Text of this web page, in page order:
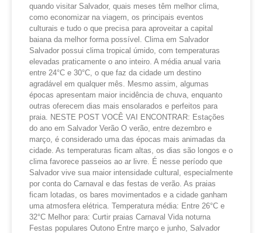
quando visitar Salvador, quais meses têm melhor clima,
como economizar na viagem, os principais eventos
culturais e tudo o que precisa para aproveitar a capital
baiana da melhor forma possível. Clima em Salvador
Salvador possui clima tropical úmido, com temperaturas
elevadas praticamente o ano inteiro. A média anual varia
entre 24°C e 30°C, o que faz da cidade um destino
agradável em qualquer mês. Mesmo assim, algumas
épocas apresentam maior incidência de chuva, enquanto
outras oferecem dias mais ensolarados e perfeitos para
praia. NESTE POST VOCÊ VAI ENCONTRAR: Estações
do ano em Salvador Verão O verão, entre dezembro e
março, é considerado uma das épocas mais animadas da
cidade. As temperaturas ficam altas, os dias são longos e o
clima favorece passeios ao ar livre. É nesse período que
Salvador vive sua maior intensidade cultural, especialmente
por conta do Carnaval e das festas de verão. As praias
ficam lotadas, os bares movimentados e a cidade ganham
uma atmosfera elétrica. Temperatura média: Entre 26°C e
32°C Melhor para: Curtir praias Carnaval Vida noturna
Festas populares Outono Entre março e junho, Salvador